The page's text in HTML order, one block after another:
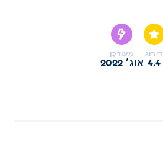
דירוג
4.4
מְעוּדכָּן
אוג׳ 2022